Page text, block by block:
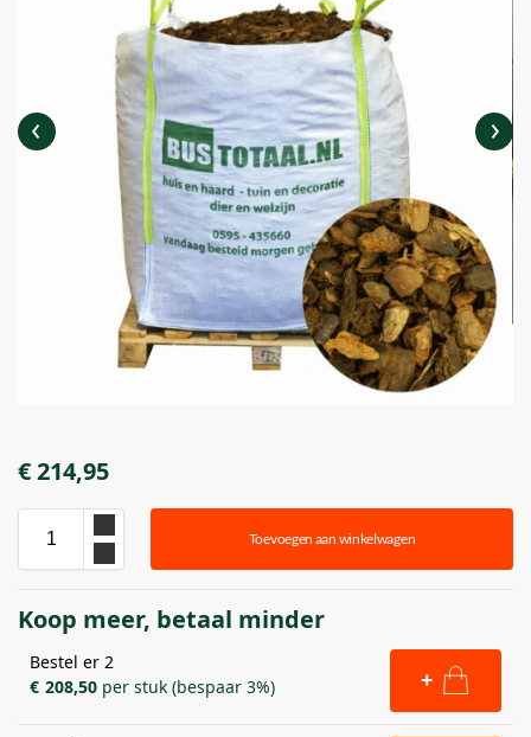
€214,95
Toevoegen aan winkelwagen
Koop meer, betaal minder
Bestel er 2
€ 208,50 per stuk (bespaar 3%) +